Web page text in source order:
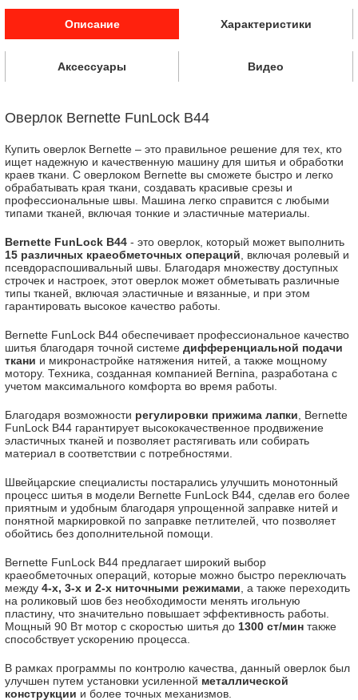
Описание Характеристики
Аксессуары Видео
Оверлок Bernette FunLock B44
Купить оверлок Bernette – это правильное решение для тех, кто
ищет надежную и качественную машину для шитья и обработки
краев ткани. С оверлоком Bernette вы сможете быстро и легко
обрабатывать края ткани, создавать красивые срезы и
профессиональные швы. Машина легко справится с любыми
типами тканей, включая тонкие и эластичные материалы.
Bernette FunLock B44 - это оверлок, который может выполнить
15 различных краеобметочных операций , включая ролевый и
псевдораспошивальный швы. Благодаря множеству доступных
строчек и настроек, этот оверлок может обметывать различные
типы тканей, включая эластичные и вязанные, и при этом
гарантировать высокое качество работы.
Bernette FunLock B44 обеспечивает профессиональное качество
шитья благодаря точной системе дифференциальной подачи
ткани и микронастройке натяжения нитей, а также мощному
мотору. Техника, созданная компанией Bernina, разработана с
учетом максимального комфорта во время работы.
Благодаря возможности регулировки прижима лапки , Bernette
FunLock B44 гарантирует высококачественное продвижение
эластичных тканей и позволяет растягивать или собирать
материал в соответствии с потребностями.
Швейцарские специалисты постарались улучшить монотонный
процесс шитья в модели Bernette FunLock B44, сделав его более
приятным и удобным благодаря упрощенной заправке нитей и
понятной маркировкой по заправке петлителей, что позволяет
обойтись без дополнительной помощи.
Bernette FunLock B44 предлагает широкий выбор
краеобметочных операций, которые можно быстро переключать
между 4-х, 3-х и 2-х ниточными режимами , а также переходить
на роликовый шов без необходимости менять игольную
пластину, что значительно повышает эффективность работы.
Мощный 90 Вт мотор с скоростью шитья до 1300 ст/мин также
способствует ускорению процесса.
В рамках программы по контролю качества, данный оверлок был
улучшен путем установки усиленной металлической
конструкции и более точных механизмов.